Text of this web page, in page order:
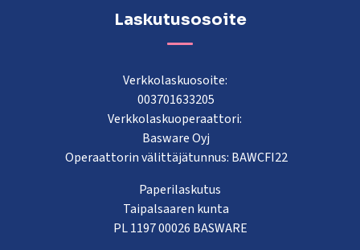
Laskutusosoite
Verkkolaskuosoite:
003701633205
Verkkolaskuoperaattori:
Basware Oyj
Operaattorin välittäjätunnus: BAWCFI22
Paperilaskutus
Taipalsaaren kunta
PL 1197 00026 BASWARE